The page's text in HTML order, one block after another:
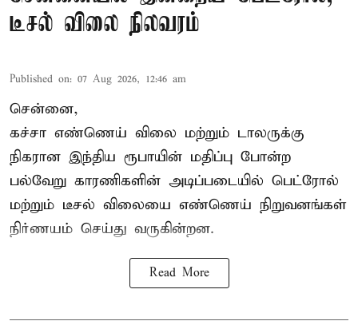
டீசல் விலை நிலவரம்
Published on: 07 Aug 2026, 12:46 am
சென்னை,
கச்சா எண்ணெய் விலை மற்றும் டாலருக்கு
நிகரான இந்திய ரூபாயின் மதிப்பு போன்ற
பல்வேறு காரணிகளின் அடிப்படையில் பெட்ரோல்
மற்றும் டீசல் விலையை எண்ணெய் நிறுவனங்கள்
நிர்ணயம் செய்து வருகின்றன.
Read More